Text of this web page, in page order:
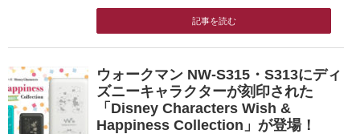
記事を読む
ウォークマン NW-S315・S313にディ
ズニーキャラクターが刻印された
「Disney Characters Wish &
Happiness Collection」が登場！